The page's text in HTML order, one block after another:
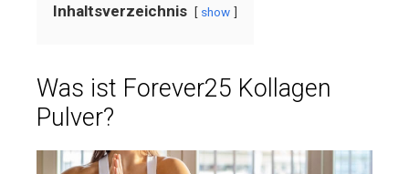
Inhaltsverzeichnis show
Was ist Forever25 Kollagen
Pulver?